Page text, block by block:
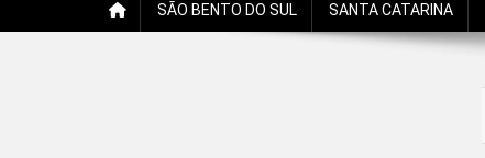
SÃO BENTO DO SUL SANTA CATARINA